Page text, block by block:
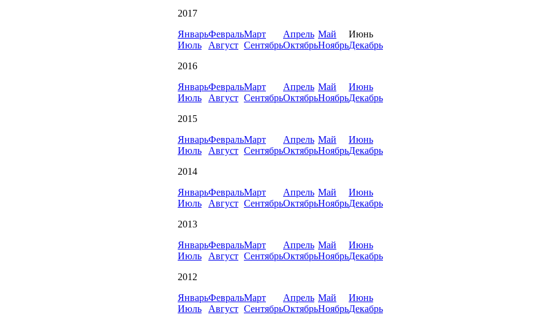
2017
ЯнварьФевральМарт Апрель Май
Июнь
Июль
Август СентябрьОктябрьНоябрьДекабрь
2016
ЯнварьФевральМарт Апрель Май
Июнь
Июль
Август СентябрьОктябрьНоябрьДекабрь
2015
ЯнварьФевральМарт Апрель Май
Июнь
Июль
Август СентябрьОктябрьНоябрьДекабрь
2014
ЯнварьФевральМарт Апрель Май
Июнь
Июль
Август СентябрьОктябрьНоябрьДекабрь
2013
ЯнварьФевральМарт Апрель Май
Июнь
Июль
Август СентябрьОктябрьНоябрьДекабрь
2012
ЯнварьФевральМарт Апрель Май
Июнь
Июль
Август СентябрьОктябрьНоябрьДекабрь